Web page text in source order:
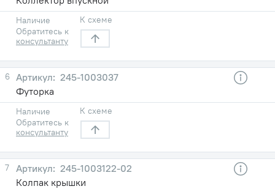
Наличие
Обратитесь к
консультанту
К схеме
6
245-1003037
Футорка
Наличие
Обратитесь к
консультанту
К схеме
7
245-1003122-02
Колпак крышки